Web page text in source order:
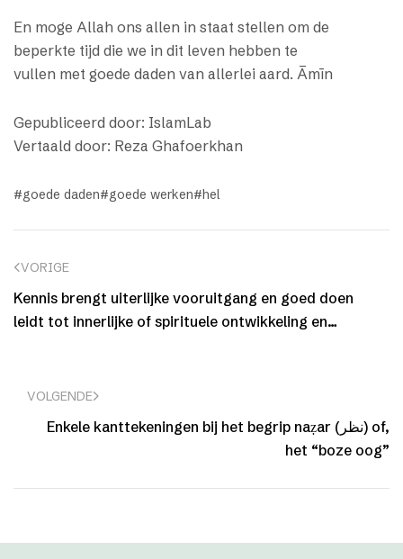
En moge Allah ons allen in staat stellen om de
beperkte tijd die we in dit leven hebben te
vullen met goede daden van allerlei aard. Āmīn
Gepubliceerd door: IslamLab
Vertaald door: Reza Ghafoerkhan
goede daden goede werken hel
VORIGE
Kennis brengt uiterlijke vooruitgang en goed doen
leidt tot innerlijke of spirituele ontwikkeling en
VOLGENDE
Enkele kanttekeningen bij het begrip naẓar (نظر) of,
het “boze oog”